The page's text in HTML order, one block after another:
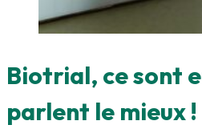
Biotrial, ce sont
parlent le mieux !